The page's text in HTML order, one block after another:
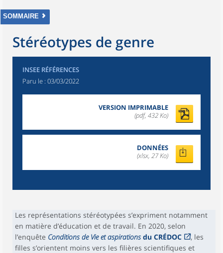
SOMMAIRE
Stéréotypes de genre
INSEE RÉFÉRENCES
Paru le : 03/03/2022
VERSION IMPRIMABLE
(pdf, 432 Ko)
DONNÉES
(xlsx, 27 Ko)
Les représentations stéréotypées s’expriment notamment
en matière d’éducation et de travail. En 2020, selon
l’enquête Conditions de Vie et aspirations du CRÉDOC
, les
filles s’orientent moins vers les filières scientifiques et